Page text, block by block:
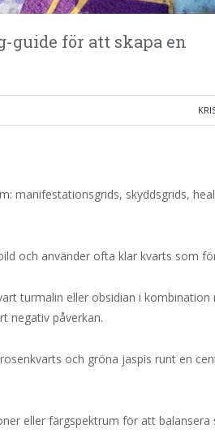
guide för att skapa en
manifestationsgrids, skyddsgrids,
och använder ofta klar kvarts som
turmalin eller obsidian i kombination
negativ påverkan.
och gröna jaspis runt en
eller färgspektrum för att balansera